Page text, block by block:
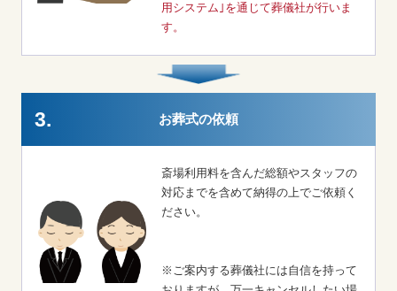
用システム｣を通じて葬儀社が行いま
す。
3. お葬式の依頼
斎場利用料を含んだ総額やスタッフの
対応までを含めて納得の上でご依頼く
ださい。
※ご案内する葬儀社には自信を持って